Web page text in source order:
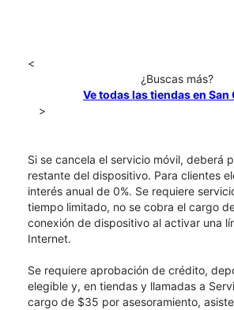
<
¿Buscas más?
Ve todas las tiendas en San
>
Si se cancela el servicio móvil, deberá
restante del dispositivo. Para clientes
interés anual de 0%. Se requiere
tiempo limitado, no se cobra el cargo
conexión de dispositivo al activar una
Internet.
Se requiere aprobación de crédito,
elegible y, en tiendas y llamadas a
cargo de $35 por asesoramiento,